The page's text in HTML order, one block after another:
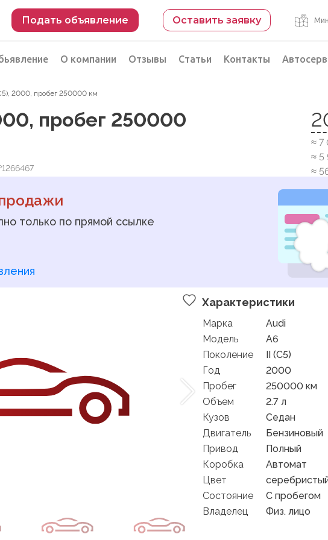
Подать объявление Оставить заявку
Федерации Подбор автомобиля из Китая
О компании Отзывы Статьи Контакты
2000, пробег 250000 км
пробег 250000
≈ 7
≈ 5
≈
только по прямой ссылке
Характеристики
Марка
Audi
Модель
A6
Поколение
II (C5)
Год
2000
Пробег
250000 км
Объем
2.7 л
Кузов
Седан
Двигатель
Бензиновый
Привод
Полный
Коробка
Автомат
Цвет
Состояние
C пробегом
Владелец
Физ. лицо